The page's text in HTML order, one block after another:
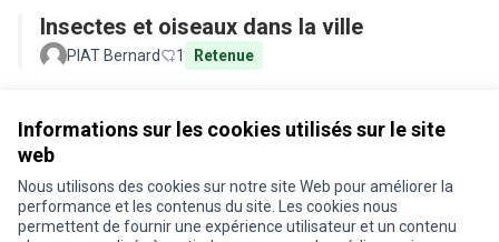
Informations sur les cookies utilisés sur le site
web
Nous utilisons des cookies sur notre site Web pour améliorer la
performance et les contenus du site. Les cookies nous
permettent de fournir une expérience utilisateur et un contenu
Insectes et oiseaux dans la ville
PIAT Bernard 1 Retenue
Conditions d'utilisation
Paramètres des cookies
Je participe ! sur X
Je participe ! sur Facebook
Je participe ! sur Instagram